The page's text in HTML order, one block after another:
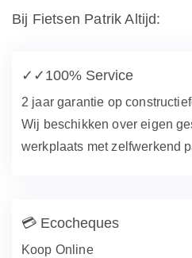
Bij Fietsen Patrik Altijd:
✓✓ 100% Service
2 jaar garantie op
Wij beschikken over eigen
werkplaats met zelfwerkend
💳 Ecocheques
Koop Online